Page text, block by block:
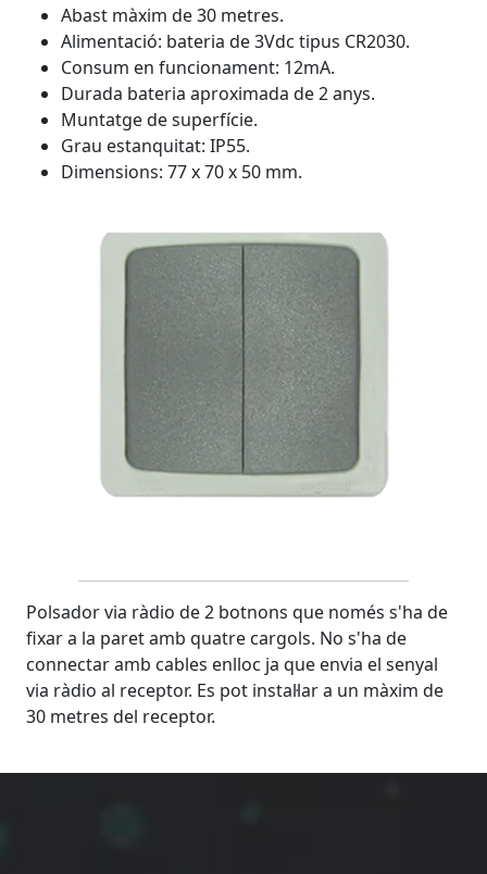
Abast màxim de 30 metres.
Alimentació: bateria de 3Vdc tipus CR2030.
Consum en funcionament: 12mA.
Durada bateria aproximada de 2 anys.
Muntatge de superfície.
Grau estanquitat: IP55.
Dimensions: 77 x 70 x 50 mm.
Polsador via ràdio de 2 botnons que només s'ha de
fixar a la paret amb quatre cargols. No s'ha de
connectar amb cables enlloc ja que envia el senyal
via ràdio al receptor. Es pot instal·lar a un màxim de
30 metres del receptor.